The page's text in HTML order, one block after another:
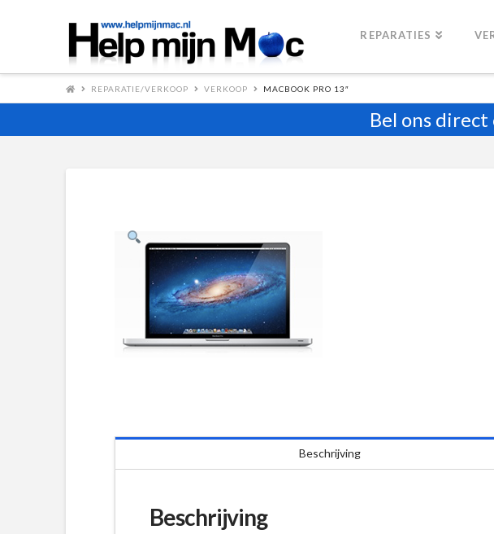
REPARATIES
REPARATIE/VERKOOP VERKOOP MACBOOK PRO 13″
Bel ons direct
Beschrijving
Beschrijving